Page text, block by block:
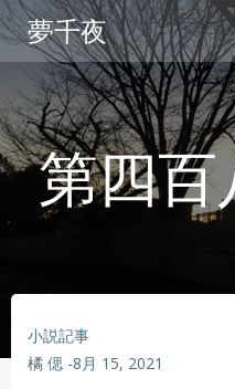
夢千夜
第四
小説記事
橘 偲 -8月 15, 2021